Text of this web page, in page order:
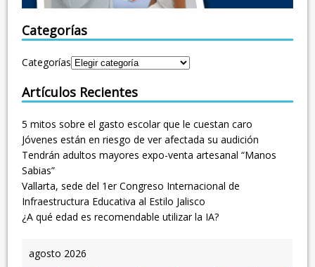
Categorías
Categorías
Artículos Recientes
5 mitos sobre el gasto escolar que le cuestan caro
Jóvenes están en riesgo de ver afectada su audición
Tendrán adultos mayores expo-venta artesanal “Manos
Sabias”
Vallarta, sede del 1er Congreso Internacional de
Infraestructura Educativa al Estilo Jalisco
¿A qué edad es recomendable utilizar la IA?
agosto 2026